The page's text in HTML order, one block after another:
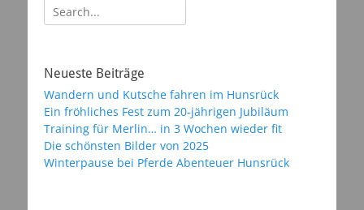
Suchen
nach:
Neueste Beiträge
Wandern und Kutsche fahren im Hunsrück
Ein fröhliches Fest zum 20-jährigen Jubiläum
Training für Merlin… in 3 Wochen wieder fit
Die schönsten Bilder von 2025
Winterpause bei Pferde Abenteuer Hunsrück